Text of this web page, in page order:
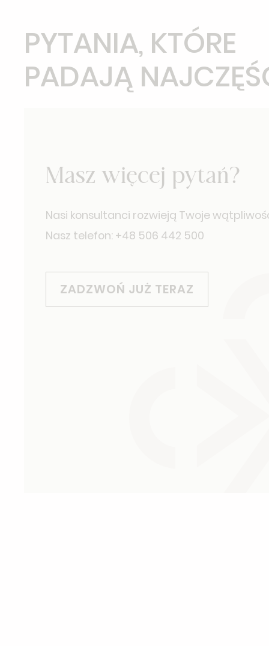
PYTANIA, KTÓRE
PADAJĄ
Masz więcej pytań?
Nasi konsultanci rozwieją Twoje
Nasz telefon: +48 506 442 500
ZADZWOŃ JUŻ TERAZ